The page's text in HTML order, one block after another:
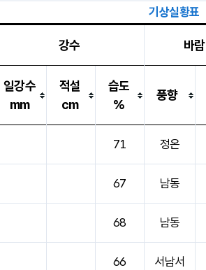
기상실황표
강수 바람
일강수
mm
적설
cm
습도
%
풍향
71 정온
67 남동
68 남동
66 서남서